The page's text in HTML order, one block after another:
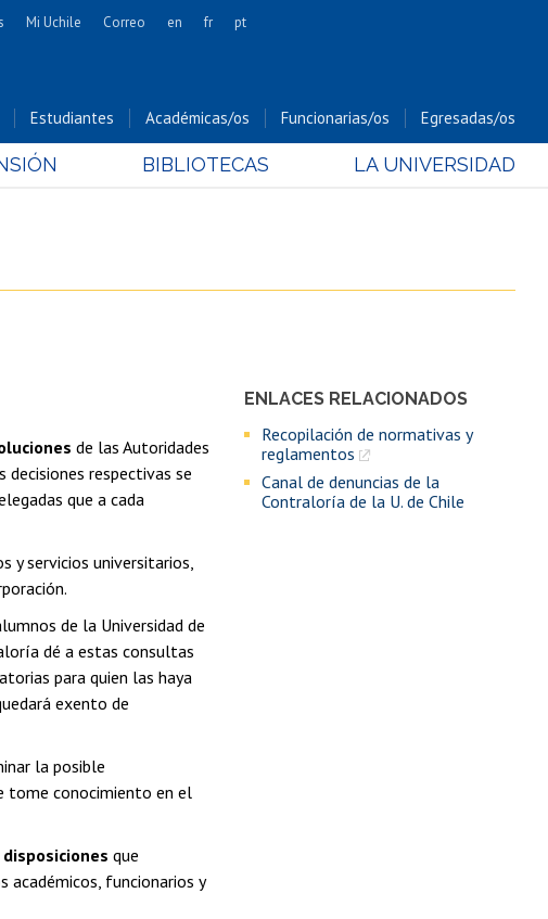
Cs. Forestales y Conservación
Cs. Sociales
Hospital Clínico
Mi Uchile Correo en fr pt
Estudiantes Académicas/os Funcionarias/os Egresadas/os
BIBLIOTECAS LA UNIVERSIDAD
ENLACES RELACIONADOS
Recopilación de normativas y
reglamentos
Canal de denuncias de la
Contraloría de la U. de Chile
de las Autoridades
decisiones respectivas se
que a cada
y servicios universitarios,
de la Universidad de
dé a estas consultas
para quien las haya
exento de
la posible
tome conocimiento en el
disposiciones que
académicos, funcionarios y